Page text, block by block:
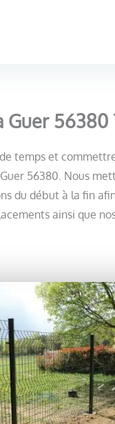
56380
temps et
56380. Nous
du début à la fin
ainsi que